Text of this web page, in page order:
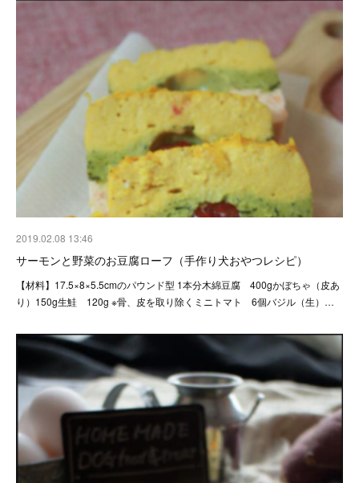
2019.02.08 13:46
サーモンと野菜のお豆腐ローフ（手作り犬おやつレシピ）
【材料】17.5×8×5.5cmのパウンド型 1本分木綿豆腐 400gかぼちゃ（皮あ
り）150g生鮭 120g ※骨、皮を取り除くミニトマト 6個バジル（生）…